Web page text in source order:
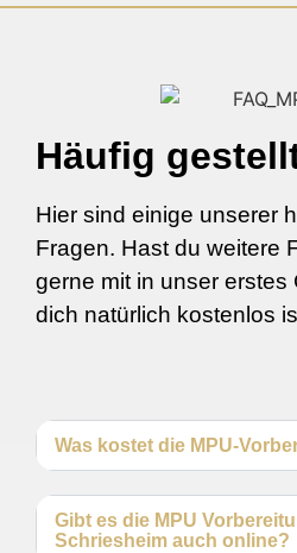
Häufig
Hier sind einige unserer
Fragen. Hast du weitere
gerne mit in unser erstes
dich natürlich kostenlos
Was kostet die MPU-
Gibt es die MPU
Schriesheim auch online?